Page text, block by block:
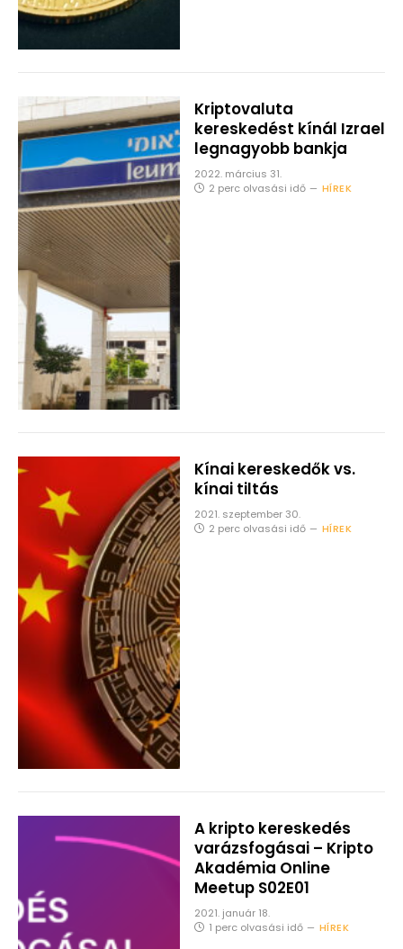
Kriptovaluta
kereskedést kínál Izrael
legnagyobb bankja
2022. március 31.
2 perc olvasási idő
HÍREK
Kínai kereskedők vs.
kínai tiltás
2021. szeptember 30.
2 perc olvasási idő
HÍREK
A kripto kereskedés
varázsfogásai – Kripto
Akadémia Online
Meetup S02E01
2021. január 18.
1 perc olvasási idő
HÍREK